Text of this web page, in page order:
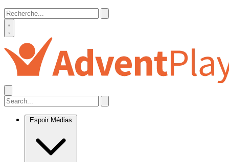
Espoir Médias